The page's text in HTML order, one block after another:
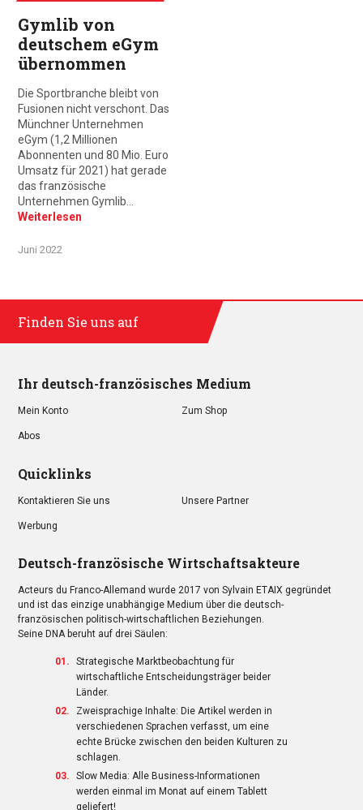
Gymlib von
deutschem eGym
übernommen
Die Sportbranche bleibt von
Fusionen nicht verschont. Das
Münchner Unternehmen
eGym (1,2 Millionen
Abonnenten und 80 Mio. Euro
Umsatz für 2021) hat gerade
das französische
Unternehmen Gymlib…
Weiterlesen
Juni 2022
Finden Sie uns auf
Ihr deutsch-französisches Medium
Mein Konto Zum Shop
Abos
Quicklinks
Kontaktieren Sie uns Unsere Partner
Werbung
Deutsch-französische Wirtschaftsakteure
Acteurs du Franco-Allemand wurde 2017 von Sylvain ETAIX gegründet
und ist das einzige unabhängige Medium über die deutsch-
französischen politisch-wirtschaftlichen Beziehungen.
Seine DNA beruht auf drei Säulen:
Strategische Marktbeobachtung für
wirtschaftliche Entscheidungsträger beider
Länder.
Zweisprachige Inhalte: Die Artikel werden in
verschiedenen Sprachen verfasst, um eine
echte Brücke zwischen den beiden Kulturen zu
schlagen.
Slow Media: Alle Business-Informationen
werden einmal im Monat auf einem Tablett
geliefert!